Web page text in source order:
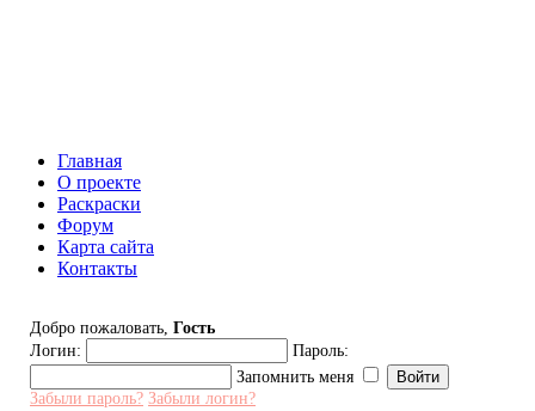
Главная
О проекте
Раскраски
Форум
Карта сайта
Контакты
Добро пожаловать, Гость
Логин:
Пароль:
Запомнить меня
Забыли пароль? Забыли логин?